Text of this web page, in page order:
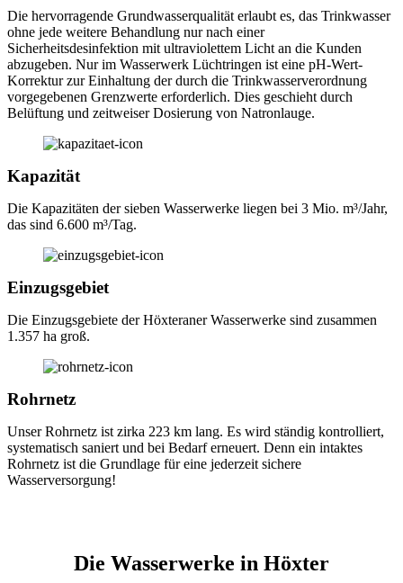
Die hervorragende Grundwasserqualität erlaubt es, das Trinkwasser
ohne jede weitere Behandlung nur nach einer
Sicherheitsdesinfektion mit ultraviolettem Licht an die Kunden
abzugeben. Nur im Wasserwerk Lüchtringen ist eine pH-Wert-
Korrektur zur Einhaltung der durch die Trinkwasserverordnung
vorgegebenen Grenzwerte erforderlich. Dies geschieht durch
Belüftung und zeitweiser Dosierung von Natronlauge.
Kapazität
Die Kapazitäten der sieben Wasserwerke liegen bei 3 Mio. m³/Jahr,
das sind 6.600 m³/Tag.
Einzugsgebiet
Die Einzugsgebiete der Höxteraner Wasserwerke sind zusammen
1.357 ha groß.
Rohrnetz
Unser Rohrnetz ist zirka 223 km lang. Es wird ständig kontrolliert,
systematisch saniert und bei Bedarf erneuert. Denn ein intaktes
Rohrnetz ist die Grundlage für eine jederzeit sichere
Wasserversorgung!
Die Wasserwerke in Höxter